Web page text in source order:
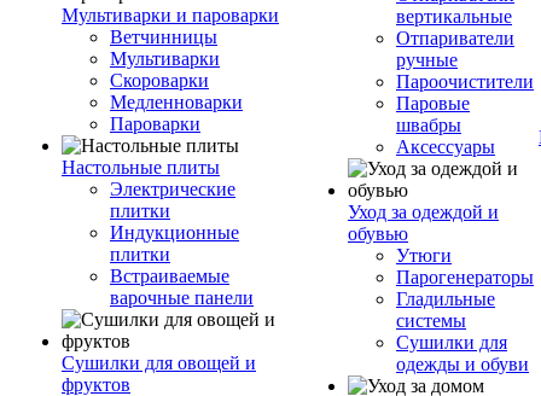
Мультиварки и пароварки
Ветчинницы
Мультиварки
Скороварки
Медленноварки
Пароварки
Настольные плиты
Электрические
плитки
Индукционные
плитки
Встраиваемые
варочные панели
Сушилки для овощей и
фруктов
вертикальные
Отпариватели
ручные
Пароочистители
Паровые
швабры
Аксессуары
Уход за одеждой и
обувью
Утюги
Парогенераторы
Гладильные
системы
Сушилки для
одежды и обуви